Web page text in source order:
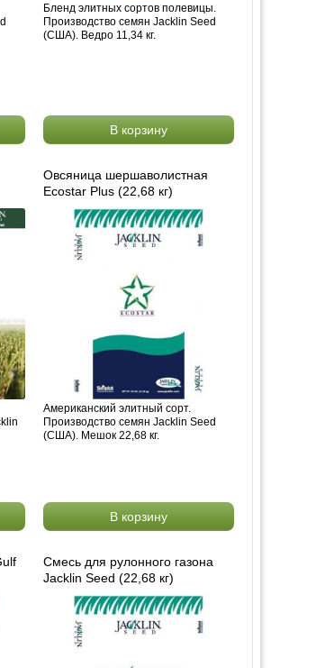
Бленд элитных сортов полевицы.
Производство семян Jacklin Seed
(США). Ведро 11,34 кг.
В корзину
Овсяница шершаволистная
Ecostar Plus (22,68 кг)
Американский элитный сорт.
Производство семян Jacklin Seed
(США). Мешок 22,68 кг.
В корзину
Смесь для рулонного газона
Jacklin Seed (22,68 кг)